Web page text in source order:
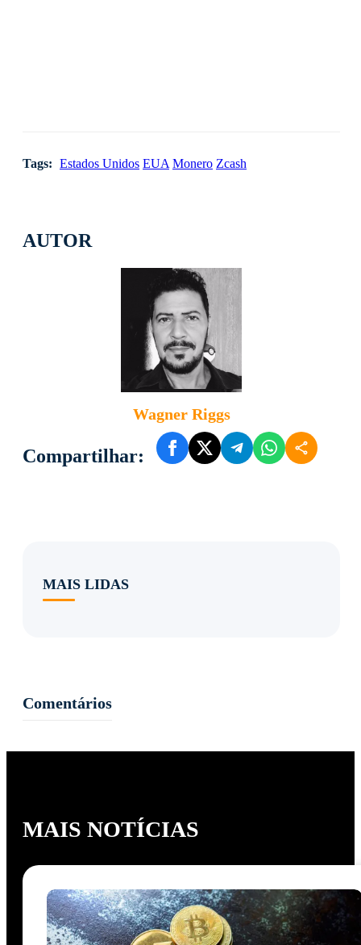
AUTOR
Wagner Riggs
Compartilhar:
Tags: Estados Unidos EUA Monero Zcash
MAIS LIDAS
Comentários
MAIS NOTÍCIAS